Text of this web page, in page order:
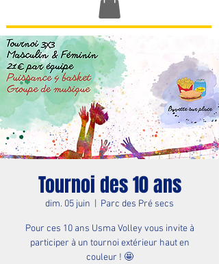
Tournoi des 10 ans
dim. 05 juin Parc des Pré secs
Pour ces 10 ans Usma Volley vous invite à
participer à un tournoi extérieur haut en
couleur ! 🤩